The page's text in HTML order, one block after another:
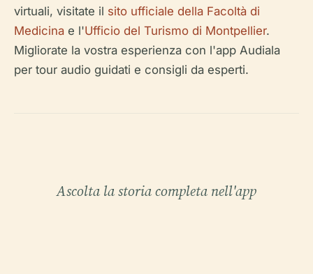
virtuali, visitate il sito ufficiale della Facoltà di
Medicina e l'Ufficio del Turismo di Montpellier.
Migliorate la vostra esperienza con l'app Audiala
per tour audio guidati e consigli da esperti.
Ascolta la storia completa nell'app